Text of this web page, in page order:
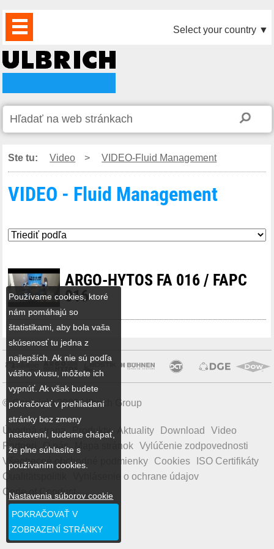
PRODUKTY
AKTUALITY
DOWNLOAD
VIDEO
PARTNERI
NÁS
KONTAKTY
Select your country ▼
Ste tu: Video > VIDEO-Fluid Management
VIDEO - Fluid Management
ARGO-HYTOS FA 016 / FAPC
016
© Copyright 2026 Ulbrich Group
Úvodná strana Produkty Aktuality Download
Video
Partneri
O nás Mapa stránok
Vylúčenie zodpovednosti
Všeobecné obchodné podmienky
Cookies
ISO Certifikáty
Qualitätspolitik
Vyhlásenie o ochrane údajov
Code of Conduct
Používame cookies, ktoré
nám pomáhajú so
štatistikami, aby bola vaša
skúsenosť tu jedna z
najlepších. Ak nie sú podľa
vášho vkusu, môžete ich
vypnúť. Ak však budete
pokračovať v prehliadaní
stránky bez zmeny
nastavení, budeme chápať,
že plne súhlasíte s
používaním cookies.
Nastavenia súborov cookie
POKRAČOVAŤ V
ZOBRAZENÍ STRÁNKY